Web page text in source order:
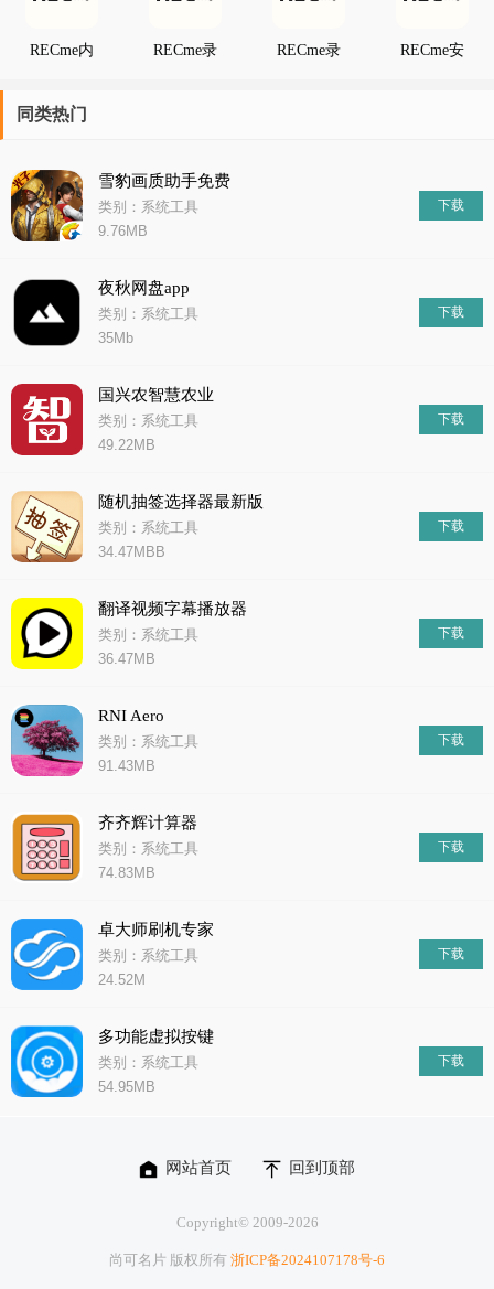
RECme内
RECme录
RECme录
RECme安
同类热门
雪豹画质助手免费
类别：系统工具
9.76MB
下载
夜秋网盘app
类别：系统工具
35Mb
下载
国兴农智慧农业
类别：系统工具
49.22MB
下载
随机抽签选择器最新版
类别：系统工具
34.47MBB
下载
翻译视频字幕播放器
类别：系统工具
36.47MB
下载
RNI Aero
类别：系统工具
91.43MB
下载
齐齐辉计算器
类别：系统工具
74.83MB
下载
卓大师刷机专家
类别：系统工具
24.52M
下载
多功能虚拟按键
类别：系统工具
54.95MB
下载
网站首页 回到顶部
Copyright© 2009-2026
尚可名片 版权所有 浙ICP备2024107178号-6